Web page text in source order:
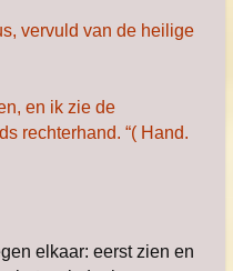
vervuld van de heilige
en ik zie de
rechterhand. “( Hand.
elkaar: eerst zien en